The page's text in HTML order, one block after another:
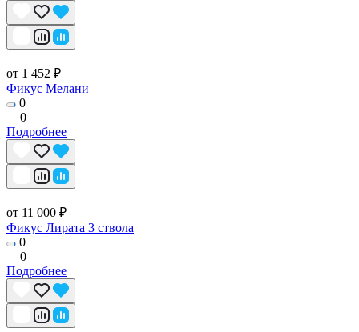
от 1 452 ₽
Фикус Мелани
0
0
Подробнее
от 11 000 ₽
Фикус Лирата 3 ствола
0
0
Подробнее